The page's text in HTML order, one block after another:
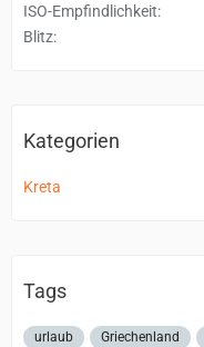
ISO-Empfindlichkeit
Blitz
Kategorien
Kreta
Tags
urlaub Griechenland